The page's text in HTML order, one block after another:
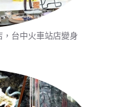
台中火車站店變身